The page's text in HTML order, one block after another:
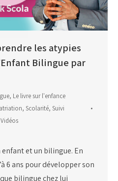
les atypies
Bilingue par
, Le livre sur l'enfance
, Scolarité, Suivi
Vidéos
enfant et un bilingue. En
6 ans pour développer son
bilingue chez lui